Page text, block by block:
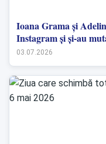
Ioana Grama și
Instagram și și-au
03.07.2026